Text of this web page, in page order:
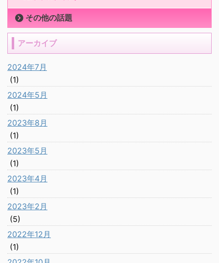
その他の話題
アーカイブ
2024年7月
(1)
2024年5月
(1)
2023年8月
(1)
2023年5月
(1)
2023年4月
(1)
2023年2月
(5)
2022年12月
(1)